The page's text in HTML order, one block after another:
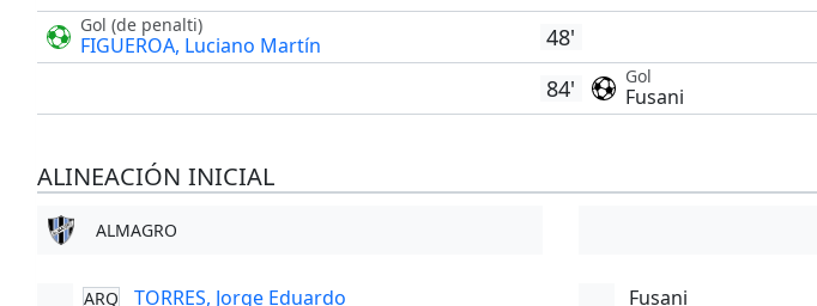
Gol (de penalti)
FIGUEROA, Luciano Martín
48'
84'
Gol
Fusani
ALINEACIÓN INICIAL
ALMAGRO
ARQ TORRES, Jorge Eduardo Fusani